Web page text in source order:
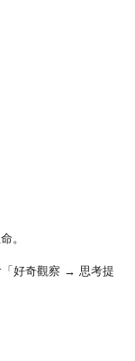
。
「好奇觀察 → 思考提